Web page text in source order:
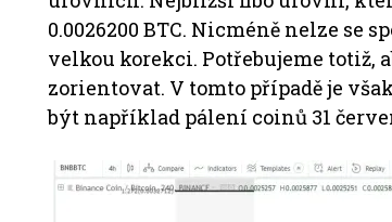
0.0026200 BTC. Nicméně nelze se
velkou korekci. Potřebujeme totiž,
zorientovat. V tomto případě je
být například pálení coinů 31